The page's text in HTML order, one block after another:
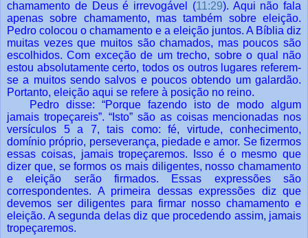
chamamento de Deus é irrevogável (11:29). Aqui não fala
apenas sobre chamamento, mas também sobre eleição.
Pedro colocou o chamamento e a eleição juntos. A Bíblia diz
muitas vezes que muitos são chamados, mas poucos são
escolhidos. Com exceção de um trecho, sobre o qual não
estou absolutamente certo, todos os outros lugares referem-
se a muitos sendo salvos e poucos obtendo um galardão.
Portanto, eleição aqui se refere à posição no reino.
Pedro disse: “Porque fazendo isto de modo algum
jamais tropeçareis”. “Isto” são as coisas mencionadas nos
versículos 5 a 7, tais como: fé, virtude, conhecimento,
domínio próprio, perseverança, piedade e amor. Se fizermos
essas coisas, jamais tropeçaremos. Isso é o mesmo que
dizer que, se formos os mais diligentes, nosso chamamento
e eleição serão firmados. Essas expressões são
correspondentes. A primeira dessas expressões diz que
devemos ser diligentes para firmar nosso chamamento e
eleição. A segunda delas diz que procedendo assim, jamais
tropeçaremos.